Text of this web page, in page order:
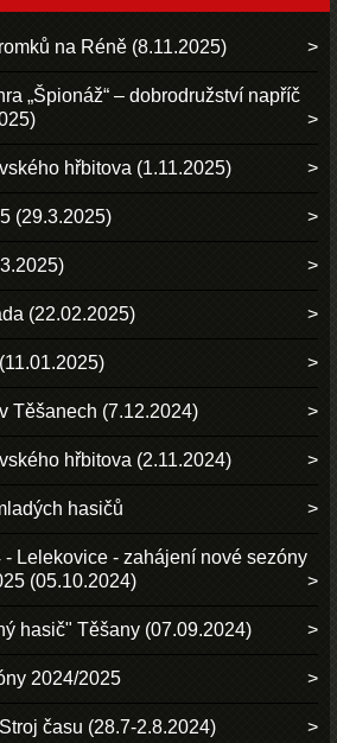
na Réně (8.11.2025)
„Špionáž“ – dobrodružství napříč
hřbitova (1.11.2025)
(29.3.2025)
(22.02.2025)
Těšanech (7.12.2024)
hřbitova (2.11.2024)
hasičů
Lelekovice - zahájení nové sezóny
(05.10.2024)
hasič" Těšany (07.09.2024)
2024/2025
času (28.7-2.8.2024)